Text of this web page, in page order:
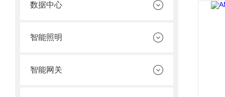
数据中心
智能照明
智能网关